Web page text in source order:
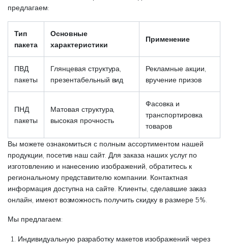
предлагаем:
Тип
пакета
Основные
характеристики
Применение
ПВД
пакеты
Глянцевая структура,
презентабельный вид
Рекламные акции,
вручение призов
ПНД
пакеты
Матовая структура,
высокая прочность
Фасовка и
транспортировка
товаров
Вы можете ознакомиться с полным ассортиментом нашей
продукции, посетив наш сайт. Для заказа наших услуг по
изготовлению и нанесению изображений, обратитесь к
региональному представителю компании. Контактная
информация доступна на сайте. Клиенты, сделавшие заказ
онлайн, имеют возможность получить скидку в размере 5%.
Мы предлагаем:
Индивидуальную разработку макетов изображений через